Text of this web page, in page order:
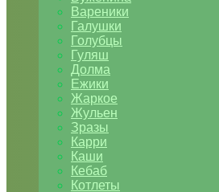
Вареники
Галушки
Голубцы
Гуляш
Долма
Ежики
Жаркое
Жульен
Зразы
Карри
Каши
Кебаб
Котлеты